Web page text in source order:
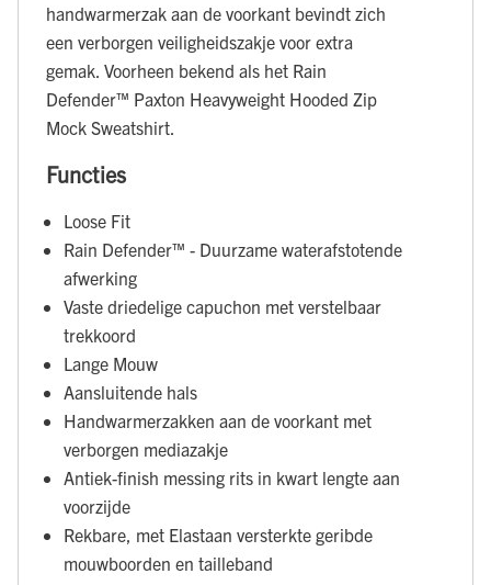
handwarmerzak aan de voorkant bevindt zich
een verborgen veiligheidszakje voor extra
gemak. Voorheen bekend als het Rain
Defender™ Paxton Heavyweight Hooded Zip
Mock Sweatshirt.
Functies
Loose Fit
Rain Defender™ - Duurzame waterafstotende
afwerking
Vaste driedelige capuchon met verstelbaar
trekkoord
Lange Mouw
Aansluitende hals
Handwarmerzakken aan de voorkant met
verborgen mediazakje
Antiek-finish messing rits in kwart lengte aan
voorzijde
Rekbare, met Elastaan versterkte geribde
mouwboorden en tailleband